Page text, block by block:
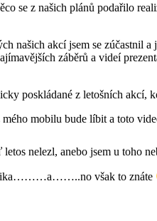
se z našich plánů podařilo
našich akcí jsem se zúčastnil
záběrů a videí
poskládané z letošních akcí,
mobilu bude líbit a toto
nelezl, anebo jsem u toho
však to znáte